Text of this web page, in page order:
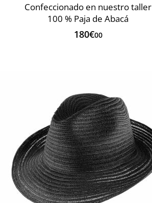
Confeccionado en nuestro taller
100 % Paja de Abacá
180€00